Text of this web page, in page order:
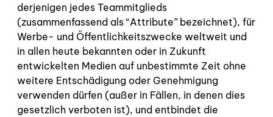
derjenigen jedes Teammitglieds
(zusammenfassend als “Attribute” bezeichnet), für
Werbe- und Öffentlichkeitszwecke weltweit und
in allen heute bekannten oder in Zukunft
entwickelten Medien auf unbestimmte Zeit ohne
weitere Entschädigung oder Genehmigung
verwenden dürfen (außer in Fällen, in denen dies
gesetzlich verboten ist), und entbindet die